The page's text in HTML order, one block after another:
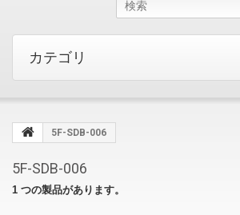
カテゴリ
5F-SDB-006
5F-SDB-006
1 つの製品があります。